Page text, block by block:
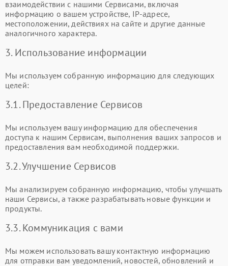
взаимодействии с нашими Сервисами, включая
информацию о вашем устройстве, IP-адресе,
местоположении, действиях на сайте и другие данные
аналогичного характера.
3. Использование информации
Мы используем собранную информацию для следующих
целей:
3.1. Предоставление Сервисов
Мы используем вашу информацию для обеспечения
доступа к нашим Сервисам, выполнения ваших запросов и
предоставления вам необходимой поддержки.
3.2. Улучшение Сервисов
Мы анализируем собранную информацию, чтобы улучшать
наши Сервисы, а также разрабатывать новые функции и
продукты.
3.3. Коммуникация с вами
Мы можем использовать вашу контактную информацию
для отправки вам уведомлений, новостей, обновлений и